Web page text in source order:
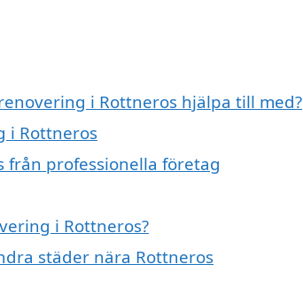
i Rottneros hjälpa till med?
i Rottneros
från professionella företag
i Rottneros?
städer nära Rottneros